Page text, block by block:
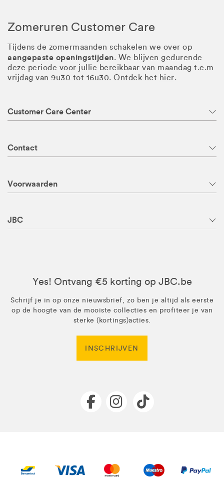
Zomeruren Customer Care
Tijdens de zomermaanden schakelen we over op
aangepaste openingstijden. We blijven gedurende
deze periode voor jullie bereikbaar van maandag t.e.m
vrijdag van 9u30 tot 16u30. Ontdek het hier.
Customer Care Center
Contact
Voorwaarden
JBC
Yes! Ontvang €5 korting op JBC.be
Schrijf je in op onze nieuwsbrief, zo ben je altijd als eerste
op de hoogte van de mooiste collecties en profiteer je van
sterke (kortings)acties.
INSCHRIJVEN